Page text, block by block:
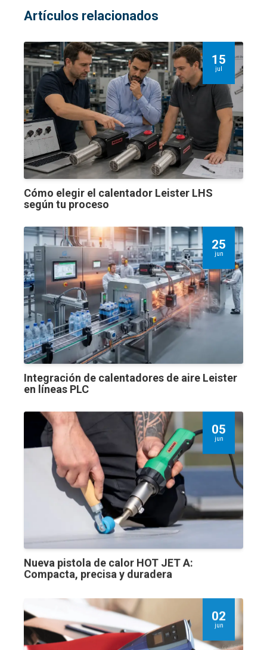
Artículos relacionados
15
jul
Cómo elegir el calentador Leister LHS
según tu proceso
25
jun
Integración de calentadores de aire Leister
en líneas PLC
05
jun
Nueva pistola de calor HOT JET A:
Compacta, precisa y duradera
02
jun